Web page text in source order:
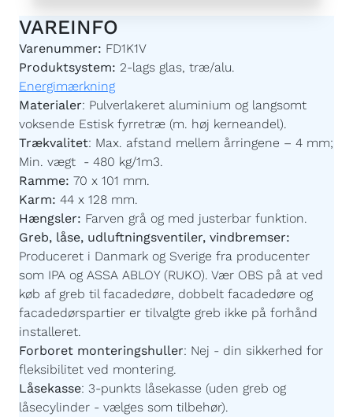
VAREINFO
Varenummer: FD1K1V
Produktsystem: 2-lags glas, træ/alu.
Energimærkning
Materialer: Pulverlakeret aluminium og langsomt
voksende Estisk fyrretræ (m. høj kerneandel).
Trækvalitet: Max. afstand mellem årringene – 4 mm;
Min. vægt - 480 kg/1m3.
Ramme: 70 x 101 mm.
Karm: 44 x 128 mm.
Hængsler: Farven grå og med justerbar funktion.
Greb, låse, udluftningsventiler, vindbremser:
Produceret i Danmark og Sverige fra producenter
som IPA og ASSA ABLOY (RUKO). Vær OBS på at ved
køb af greb til facadedøre, dobbelt facadedøre og
facadedørspartier er tilvalgte greb ikke på forhånd
installeret.
Forboret monteringshuller: Nej - din sikkerhed for
fleksibilitet ved montering.
Låsekasse: 3-punkts låsekasse (uden greb og
låsecylinder - vælges som tilbehør).